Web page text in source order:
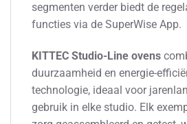
segmenten verder biedt de
functies via de SuperWise App.
KITTEC Studio-Line ovens
duurzaamheid en energie-
technologie, ideaal voor
gebruik in elke studio. Elk